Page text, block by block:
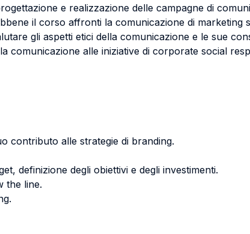
e realizzazione delle campagne di
il corso affronti la comunicazione di marketing
gli aspetti etici della comunicazione e le sue
comunicazione alle iniziative di corporate social
contributo alle strategie di branding.
definizione degli obiettivi e degli investimenti.
the line.